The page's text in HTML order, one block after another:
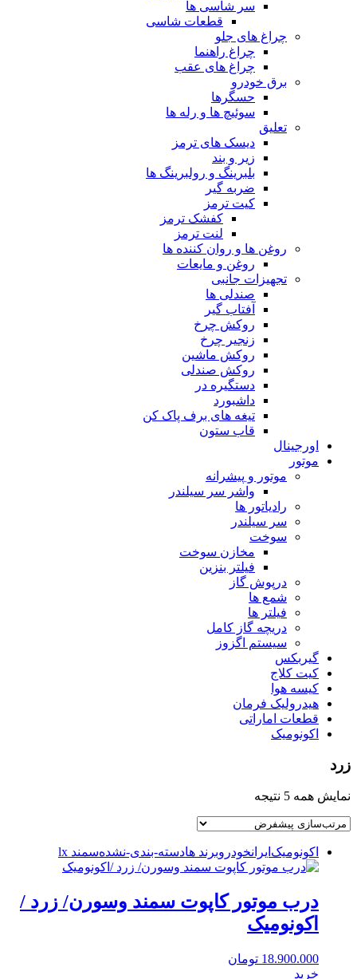
سر شاسی ها
قطعات شاسی
چراغ های جلو
چراغ راهنما
چراغ های عقب
برق خودرو
حسگرها
سوئیچ ها و رله ها
تعلیق
دیسک های ترمز
زیر و بند
بلبرینگ و رولبرینگ ها
ضربه گیر
کیت ترمز
کفشک ترمز
لنت ترمز
روغن ها و روان کننده ها
روغن و مایعات
تجهیزات جانبی
صندلی ها
آفتاب گیر
روکش چرخ
زنجیر چرخ
روکش ماشین
روکش صندلی
دستگیره در
داشبورد
تیغه های برف پاک کن
قاب ستون
اورجینال
موتور
موتور و پیشرانه
واشر سر سیلندر
رادیاتور ها
سر سیلندر
سوخت
مخازن سوخت
فیلتر بنزین
درپوش گاز
شمع ها
فیلتر ها
دریچه گاز کامل
سیستم اگزوز
گیربکس
کیت کلاج
کیسه هوا
هیدرولیک فرمان
قطعات اماراتی
اکونومیک
زرد
نمایش همه 5 نتیجه
اکونومیک ایرانخودروبرند هادسته-بندی-نشدهسمند lx
درب موتور کاپوت سمند وسورن/ زرد /
اکونومیک
18.900.000 تومان
خرید